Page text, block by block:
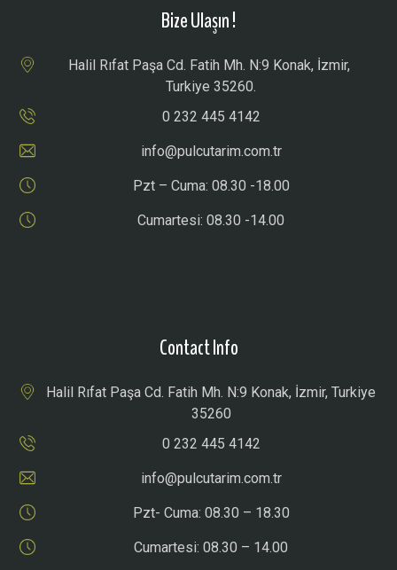
Bize Ulaşın !
Halil Rıfat Paşa Cd. Fatih Mh. N:9 Konak, İzmir,
Turkiye 35260.
0 232 445 4142
info@pulcutarim.com.tr
Pzt – Cuma: 08.30 -18.00
Cumartesi: 08.30 -14.00
Contact Info
Halil Rıfat Paşa Cd. Fatih Mh. N:9 Konak, İzmir, Turkiye
35260
0 232 445 4142
info@pulcutarim.com.tr
Pzt- Cuma: 08.30 – 18.30
Cumartesi: 08.30 – 14.00